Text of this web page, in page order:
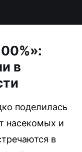
в
поделилась
насекомых и
в